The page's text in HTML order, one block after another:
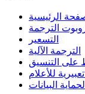
الرئيسية
التسعير
الترجمة الآلية
على التنسيق
للأعلام
البيانات